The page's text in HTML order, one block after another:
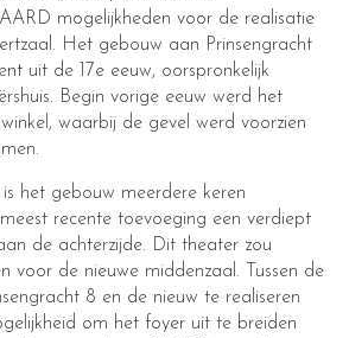
mogelijkheden voor de realisatie
Het gebouw aan Prinsengracht
uit de 17e eeuw, oorspronkelijk
Begin vorige eeuw werd het
waarbij de gevel werd voorzien
het gebouw meerdere keren
recente toevoeging een verdiept
de achterzijde. Dit theater zou
voor de nieuwe middenzaal. Tussen de
8 en de nieuw te realiseren
om het foyer uit te breiden